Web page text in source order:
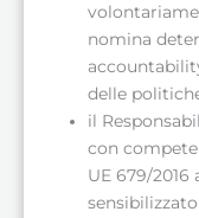
nomina
delle
il
con
UE 679/